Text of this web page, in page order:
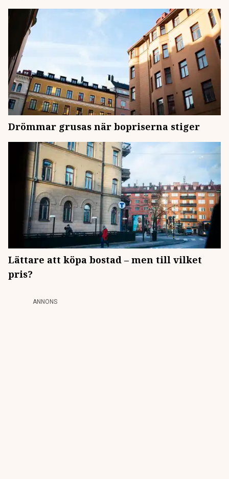
Drömmar grusas när bopriserna stiger
Lättare att köpa bostad – men till vilket
pris?
ANNONS